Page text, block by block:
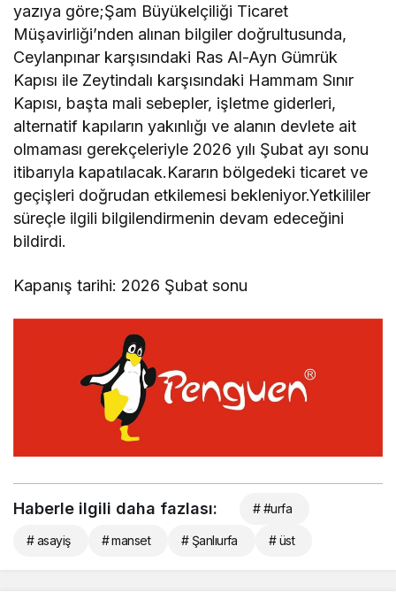
yazıya göre;Şam Büyükelçiliği Ticaret
Müşavirliği’nden alınan bilgiler doğrultusunda,
Ceylanpınar karşısındaki Ras Al-Ayn Gümrük
Kapısı ile Zeytindalı karşısındaki Hammam Sınır
Kapısı, başta mali sebepler, işletme giderleri,
alternatif kapıların yakınlığı ve alanın devlete ait
olmaması gerekçeleriyle 2026 yılı Şubat ayı sonu
itibarıyla kapatılacak.Kararın bölgedeki ticaret ve
geçişleri doğrudan etkilemesi bekleniyor.Yetkililer
süreçle ilgili bilgilendirmenin devam edeceğini
bildirdi.
Kapanış tarihi: 2026 Şubat sonu
Haberle ilgili daha fazlası: # #urfa
# asayiş # manset # Şanlıurfa # üst